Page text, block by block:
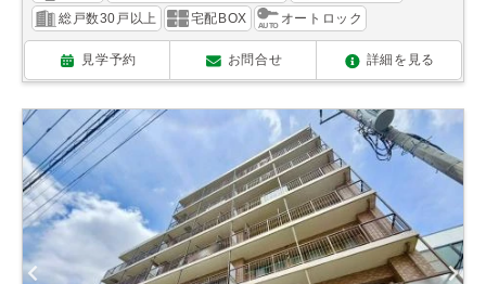
総戸数30戸以上
宅配BOX オートロック
見学予約 お問合せ 詳細を見る